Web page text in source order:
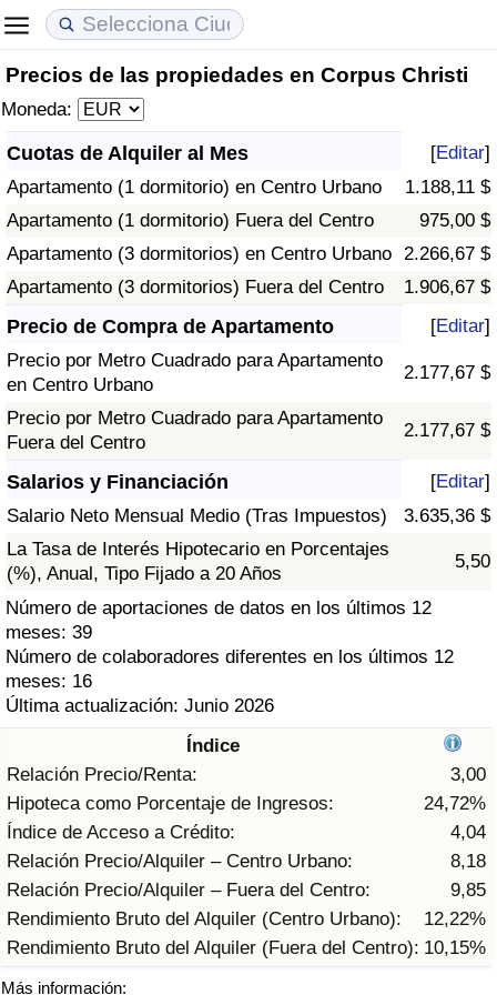
Precios de las propiedades en Corpus Christi
Moneda:
Cuotas de Alquiler al Mes [Editar]
Apartamento (1 dormitorio) en Centro Urbano
1.188,11 $
Apartamento (1 dormitorio) Fuera del Centro
975,00 $
Apartamento (3 dormitorios) en Centro Urbano 2.266,67 $
Apartamento (3 dormitorios) Fuera del Centro
1.906,67 $
Precio de Compra de Apartamento [Editar]
Precio por Metro Cuadrado para Apartamento
en Centro Urbano
2.177,67 $
Precio por Metro Cuadrado para Apartamento
Fuera del Centro
2.177,67 $
Salarios y Financiación [Editar]
Salario Neto Mensual Medio (Tras Impuestos)
3.635,36 $
La Tasa de Interés Hipotecario en Porcentajes
(%), Anual, Tipo Fijado a 20 Años
5,50
Número de aportaciones de datos en los últimos 12
meses: 39
Número de colaboradores diferentes en los últimos 12
meses: 16
Última actualización: Junio 2026
Índice
Relación Precio/Renta:
3,00
Hipoteca como Porcentaje de Ingresos:
24,72%
Índice de Acceso a Crédito:
4,04
Relación Precio/Alquiler – Centro Urbano:
8,18
Relación Precio/Alquiler – Fuera del Centro:
9,85
Rendimiento Bruto del Alquiler (Centro Urbano):
12,22%
Rendimiento Bruto del Alquiler (Fuera del Centro): 10,15%
Más información:
Coste de vida
Índice de Costo de Vida (Actual)
Índice de Costo de Vida
Índice de costo de vida por país
Precios de las propiedades
Índice de Precios de Inmuebles (Actual)
Índice de Precios de Inmuebles
Índice de Precios de Inmuebles por País
Calidad de Vida
Índice de Calidad de Vida
Índice de Calidad de Vida (Actual)
Índice de calidad de vida por país
Calificación del Índice de Criminalidad
(Actual)
Índice de Criminalidad
Índice de criminalidad por país
Sanidad
Índice de Sanidad (Actual)
Índice de Sanidad
Índice de Sanidad por País
Índice de contaminación
Índice de Contaminación por País